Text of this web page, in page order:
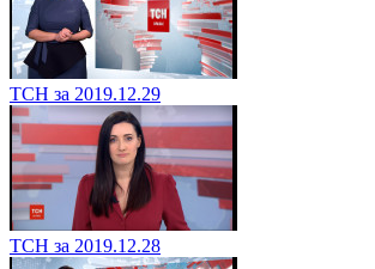
ТСН за 2019.12.29
ТСН за 2019.12.28